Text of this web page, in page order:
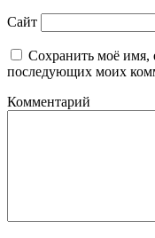
Сайт
Сохранить моё имя,
последующих моих
Комментарий